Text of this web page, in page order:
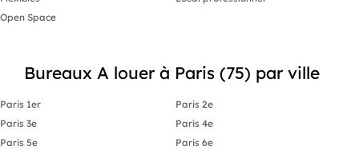
Open Space
Bureaux A louer à Paris (75) par ville
Paris 1er
Paris 2e
Paris 3e
Paris 4e
Paris 5e
Paris 6e